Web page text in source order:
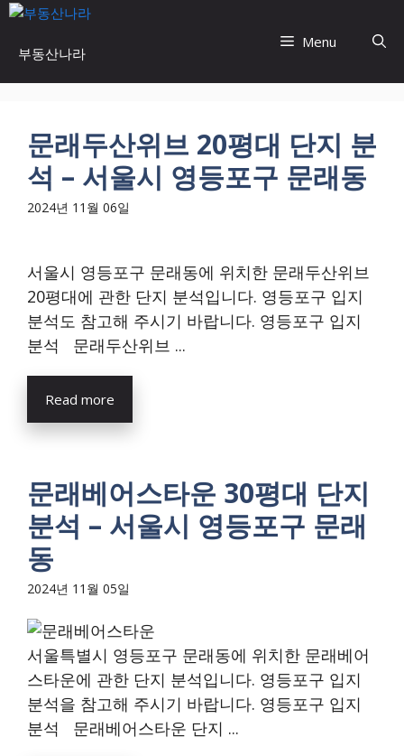
Skip
content
부동산나라
Menu
문래두산위브 20평대 단지 분
석 – 서울시 영등포구 문래동
2024년 11월 06일
서울시 영등포구 문래동에 위치한 문래두산위브
20평대에 관한 단지 분석입니다. 영등포구 입지
분석도 참고해 주시기 바랍니다. 영등포구 입지
분석 문래두산위브 ...
Read more
문래베어스타운 30평대 단지
분석 – 서울시 영등포구 문래
동
2024년 11월 05일
서울특별시 영등포구 문래동에 위치한 문래베어
스타운에 관한 단지 분석입니다. 영등포구 입지
분석을 참고해 주시기 바랍니다. 영등포구 입지
분석 문래베어스타운 단지 ...